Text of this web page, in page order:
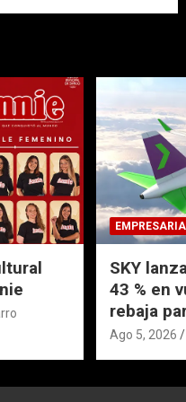
SKY
43 % en
rebaja
Ago 5, 2026